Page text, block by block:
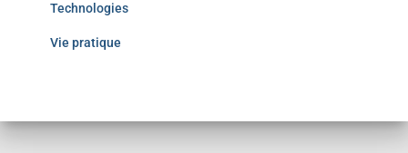
Technologies
Vie pratique